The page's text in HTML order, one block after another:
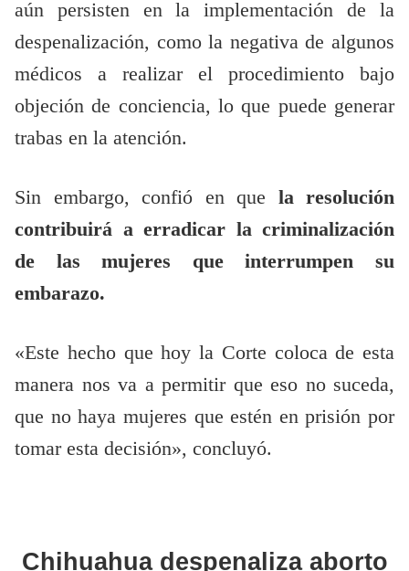
aún persisten en la implementación de la
despenalización, como la negativa de algunos
médicos a realizar el procedimiento bajo
objeción de conciencia, lo que puede generar
trabas en la atención.
Sin embargo, confió en que la resolución
contribuirá a erradicar la criminalización
de las mujeres que interrumpen su
embarazo.
«Este hecho que hoy la Corte coloca de esta
manera nos va a permitir que eso no suceda,
que no haya mujeres que estén en prisión por
tomar esta decisión», concluyó.
Chihuahua despenaliza aborto